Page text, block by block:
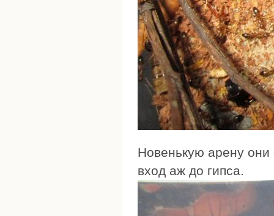
Новенькую арену они
вход аж до гипса.